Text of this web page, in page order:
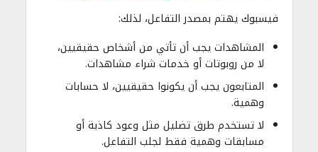
فيسبوك يهتم بمصدر التفاعل، لذلك:
المشاهدات يجب أن تأتي من أشخاص حقيقيين،
لا من روبوتات أو خدمات شراء مشاهدات.
المتابعون يجب أن يكونوا حقيقيين، لا حسابات
وهمية.
لا تستخدم طرق تضليل مثل وعود كاذبة أو
مسابقات وهمية فقط لجلب التفاعل.